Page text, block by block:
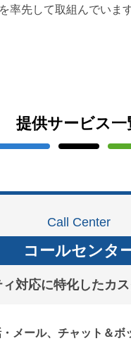
率先して取組んでいます
提供サービス一
Call Center
コールセンタ
対応に特化したカ
メール、チャット＆ボ